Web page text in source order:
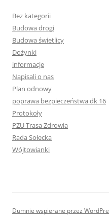
Bez kategorii
Budowa drogi
Budowa świetlicy
Dożynki
informacje
Napisali o nas
Plan odnowy
poprawa bezpieczeństwa dk 16
Protokoły
PZU Trasa Zdrowia
Rada Sołecka
Wójtowianki
Dumnie wspierane przez